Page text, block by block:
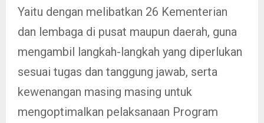
Yaitu dengan melibatkan 26 Kementerian
dan lembaga di pusat maupun daerah, guna
mengambil langkah-langkah yang diperlukan
sesuai tugas dan tanggung jawab, serta
kewenangan masing masing untuk
mengoptimalkan pelaksanaan Program